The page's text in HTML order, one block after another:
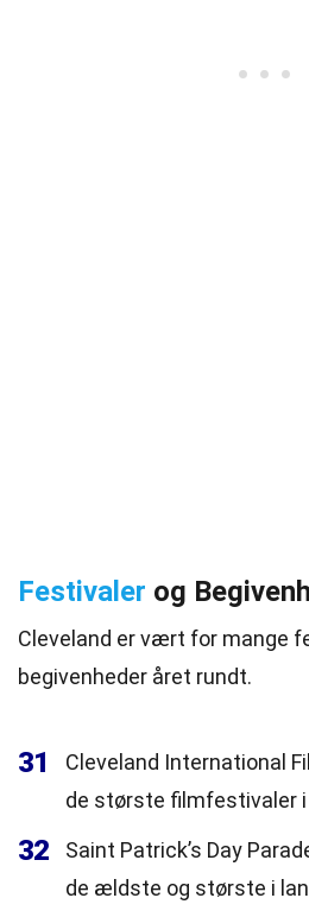
Festivaler og
Cleveland er vært for mange
begivenheder året rundt.
31
Cleveland International
de største filmfestivaler i
32
Saint Patrick’s Day
de ældste og største i